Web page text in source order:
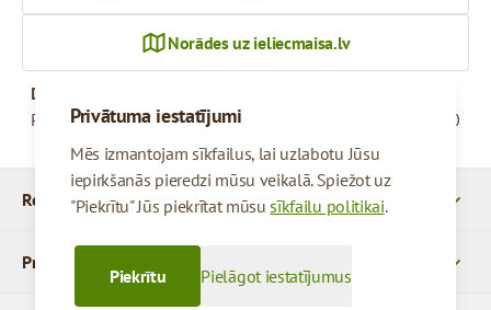
Privātuma iestatījumi
Mēs izmantojam sīkfailus, lai uzlabotu Jūsu
iepirkšanās pieredzi mūsu veikalā. Spiežot uz
"Piekrītu" Jūs piekrītat mūsusīkfailu politikai.
Pielāgot iestatījumus
Piekrītu
Rekvizīti
Produkti
Norādes uz ieliecmaisa.lv
Darba Laiks
Pirmdiena - Piektdiena
09:00 - 17:00